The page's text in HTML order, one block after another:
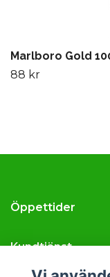
Marlboro Gold
88 kr
Öppettider
Kundtjänst